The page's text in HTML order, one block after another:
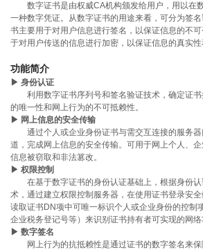
数字证书是由权威CA机构颁发给用户，用以在
一种数字凭证。从数字证书的用途来看，可分为签
书主要用于对用户信息进行签名，以保证信息的不
于对用户传送的信息进行加密，以保证信息的真实性
功能简介
▶ 身份认证
利用数字证书序列号和签名验证技术，确定证书
的唯一性和网上行为的不可抵赖性。
▶ 网上信息的安全传输
通过个人或企业身份证书与需交互连接的服务器
道，完成网上信息的安全传输。可用于网上个人、
信息被窃取和非法篡改。
▶ 权限控制
在基于数字证书的身份认证基础上，根据身份认
术，通过建立权限控制服务器，在使用证书登录安
读取证书DN项中可唯一标识个人或企业身份的控制
企业税务登记号等）来识别证书持有者可实现的网络
▶ 数字签名
网上行为的抗抵赖性是通过证书的数字签名来保